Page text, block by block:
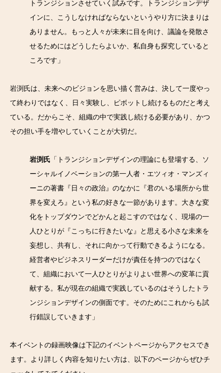
トランジションさせていく試みです。トランジションデザ
インに、こうしなければならないというやり方に決まりは
ありません。もっと人々が未来に目を向け、議論を発散さ
せるためにはどうしたらよいか、私自身も探究していると
ころです」
岩渕氏は、未来へのビジョンを思い描く営みは、決して一度やっ
て終わりではなく、日々実験し、ピボットし続けるものだと考え
ている。だからこそ、組織の中で実践し続ける必要があり、かつ
その担い手を増やしていくことが大切だ。
岩渕氏 「トランジションデザインの理論にも登場する、ソ
ーシャルイノベーションの第一人者・エツィオ・マンズィ
ーニの著書『日々の政治』のなかに『君のいる場所から世
界を変えろ』という私の好きな一節があります。大きな変
化をトップダウンでどかんと起こすのではなく、現場の一
人ひとりが『こっちに行きたいな』と思える小さな未来を
妄想し、共有し、それに向かって行動できるようになる。
経営者やビジネスリーダーだけが責任を持つのではなく
て、組織において一人ひとりがよりよい世界への変革に貢
献する。私が現在の組織で実践しているのはそうしたトラ
ンジションデザインの側面です。そのためにこれからも試
行錯誤していきます」
本イベントの録画映像は下記のイベントページからアクセスでき
ます。より詳しく内容を知りたい方は、以下のページからぜひチ